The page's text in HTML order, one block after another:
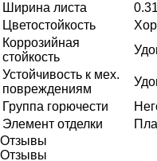
Ширина листа
Цветостойкость
Коррозийная
стойкость
Устойчивость к мех.
повреждениям
Группа горючести
Элемент отделки
Отзывы
Отзывы